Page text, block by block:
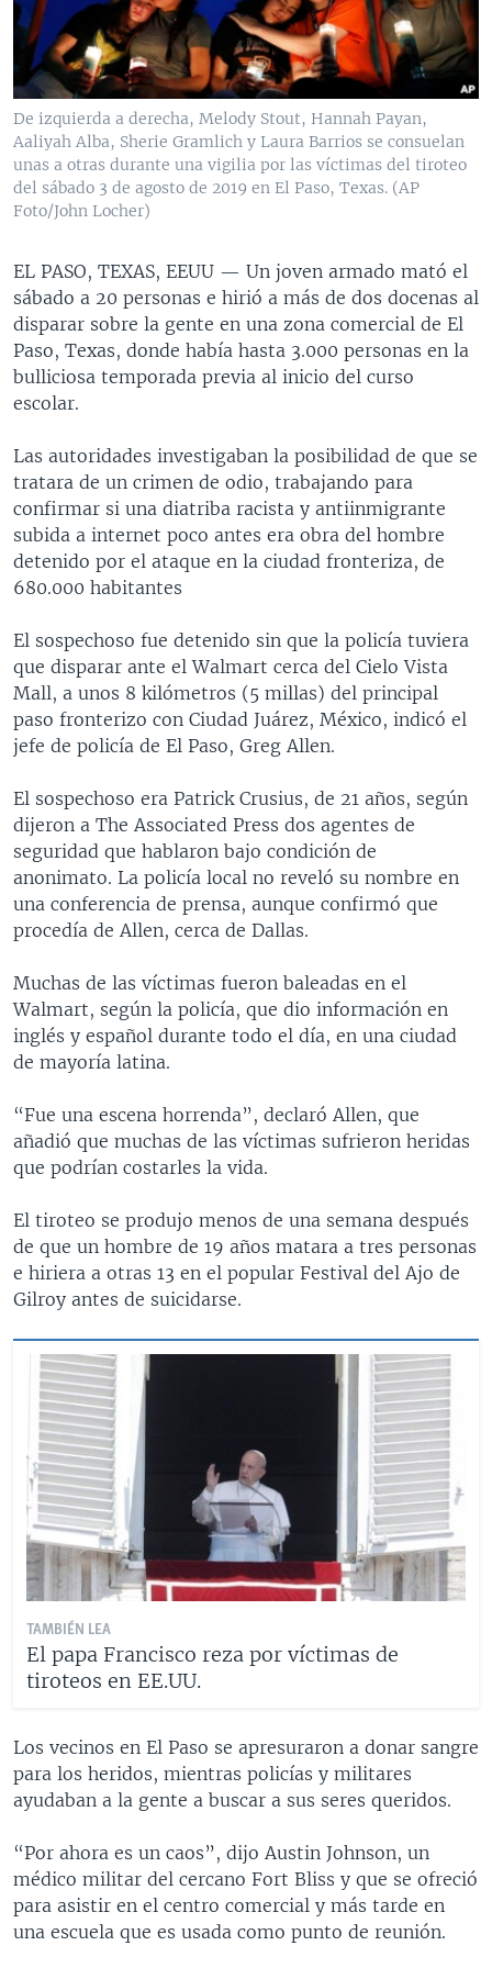
VENEZUELA
BRASIL
NICARAGUA
ECONOMÍA
ENTRETENIMIENTO Y CULTURA
TECNOLOGÍA
DEPORTES
CIENCIA Y SALUD
MULTIMEDIA
VIDEOS
FOTOGRAFÍA
AUDIOS
PROGRAMAS TV
EL MUNDO AL DÍA
FORO INTERAMERICANO
VISIÓN 360
LAS CLAVES
RADIO
AVANCE INFORMATIVO
AUDIONOTICIAS
BUENOS DÍAS AMÉRICA
EL MUNDO AL DÍA [RADIO]
FORO [RADIO]
DEPORTIVO INTERNACIONAL
NOTA ECONÓMICA
ENTRETENIMIENTO
DIRECT
DOCUMENTALES DE LA VOA
SÍGANOS
Idiomas
De izquierda a derecha, Melody Stout, Hannah Payan,
Aaliyah Alba, Sherie Gramlich y Laura Barrios se consuelan
unas a otras durante una vigilia por las víctimas del tiroteo
del sábado 3 de agosto de 2019 en El Paso, Texas. (AP
Foto/John Locher)
EL PASO, TEXAS, EEUU — Un joven armado mató el
sábado a 20 personas e hirió a más de dos docenas al
disparar sobre la gente en una zona comercial de El
Paso, Texas, donde había hasta 3.000 personas en la
bulliciosa temporada previa al inicio del curso
escolar.
Las autoridades investigaban la posibilidad de que se
tratara de un crimen de odio, trabajando para
confirmar si una diatriba racista y antiinmigrante
subida a internet poco antes era obra del hombre
detenido por el ataque en la ciudad fronteriza, de
680.000 habitantes
El sospechoso fue detenido sin que la policía tuviera
que disparar ante el Walmart cerca del Cielo Vista
Mall, a unos 8 kilómetros (5 millas) del principal
paso fronterizo con Ciudad Juárez, México, indicó el
jefe de policía de El Paso, Greg Allen.
El sospechoso era Patrick Crusius, de 21 años, según
dijeron a The Associated Press dos agentes de
seguridad que hablaron bajo condición de
anonimato. La policía local no reveló su nombre en
una conferencia de prensa, aunque confirmó que
procedía de Allen, cerca de Dallas.
Muchas de las víctimas fueron baleadas en el
Walmart, según la policía, que dio información en
inglés y español durante todo el día, en una ciudad
de mayoría latina.
“Fue una escena horrenda”, declaró Allen, que
añadió que muchas de las víctimas sufrieron heridas
que podrían costarles la vida.
El tiroteo se produjo menos de una semana después
de que un hombre de 19 años matara a tres personas
e hiriera a otras 13 en el popular Festival del Ajo de
Gilroy antes de suicidarse.
TAMBIÉN LEA
El papa Francisco reza por víctimas de
tiroteos en EE.UU.
Los vecinos en El Paso se apresuraron a donar sangre
para los heridos, mientras policías y militares
ayudaban a la gente a buscar a sus seres queridos.
“Por ahora es un caos”, dijo Austin Johnson, un
médico militar del cercano Fort Bliss y que se ofreció
para asistir en el centro comercial y más tarde en
una escuela que es usada como punto de reunión.